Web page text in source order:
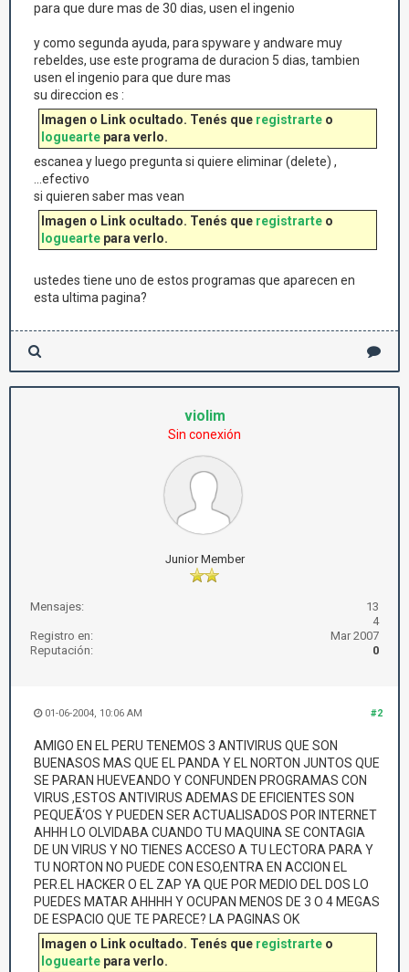
para que dure mas de 30 dias, usen el ingenio
y como segunda ayuda, para spyware y andware muy
rebeldes, use este programa de duracion 5 dias, tambien
usen el ingenio para que dure mas
su direccion es :
Imagen o Link ocultado. Tenés que registrarte o
loguearte para verlo.
escanea y luego pregunta si quiere eliminar (delete) ,
...efectivo
si quieren saber mas vean
Imagen o Link ocultado. Tenés que registrarte o
loguearte para verlo.
ustedes tiene uno de estos programas que aparecen en
esta ultima pagina?
violim
Sin conexión
Junior Member
Mensajes:
13
4
Registro en:
Mar 2007
Reputación:
0
#2
01-06-2004, 10:06 AM
AMIGO EN EL PERU TENEMOS 3 ANTIVIRUS QUE SON
BUENASOS MAS QUE EL PANDA Y EL NORTON JUNTOS QUE
SE PARAN HUEVEANDO Y CONFUNDEN PROGRAMAS CON
VIRUS ,ESTOS ANTIVIRUS ADEMAS DE EFICIENTES SON
PEQUEÃ‘OS Y PUEDEN SER ACTUALISADOS POR INTERNET
AHHH LO OLVIDABA CUANDO TU MAQUINA SE CONTAGIA
DE UN VIRUS Y NO TIENES ACCESO A TU LECTORA PARA Y
TU NORTON NO PUEDE CON ESO,ENTRA EN ACCION EL
PER.EL HACKER O EL ZAP YA QUE POR MEDIO DEL DOS LO
PUEDES MATAR AHHHH Y OCUPAN MENOS DE 3 O 4 MEGAS
DE ESPACIO QUE TE PARECE? LA PAGINAS OK
Imagen o Link ocultado. Tenés que registrarte o
loguearte para verlo.